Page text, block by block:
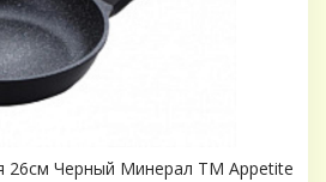
26см Черный Минерал ТМ Appetite